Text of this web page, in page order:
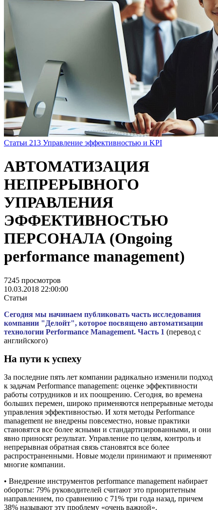
Статьи 213 Управление эффективностью и KPI
АВТОМАТИЗАЦИЯ
НЕПРЕРЫВНОГО
УПРАВЛЕНИЯ
ЭФФЕКТИВНОСТЬЮ
ПЕРСОНАЛА (Ongoing
performance management)
7245 просмотров
10.03.2018 22:00:00
Статьи
Сегодня мы начинаем публиковать часть исследования
компании "Делойт", которое посвящено автоматизации
технологии Performance Management. Часть 1 (перевод с
английского)
На пути к успеху
За последние пять лет компании радикально изменили подход
к задачам Performance management: оценке эффективности
работы сотрудников и их поощрению. Сегодня, во времена
больших перемен, широко применяются непрерывные методы
управления эффективностью. И хотя методы Performance
management не внедрены повсеместно, новые практики
становятся все более ясными и стандартизированными, и они
явно приносят результат. Управление по целям, контроль и
непрерывная обратная связь становятся все более
распространенными. Новые модели принимают и применяют
многие компании.
• Внедрение инструментов performance management набирает
обороты: 79% руководителей считают это приоритетным
направлением, по сравнению с 71% три года назад, причем
38% называют эту проблему «очень важной».